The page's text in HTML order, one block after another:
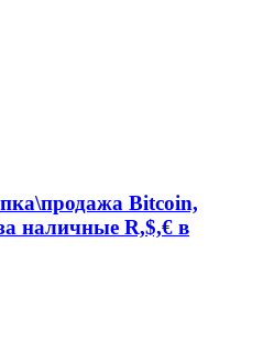
Bitcoin,
наличные R,$,€ в